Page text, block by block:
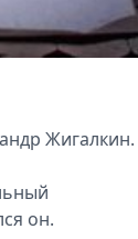
Жигалкин.
он.